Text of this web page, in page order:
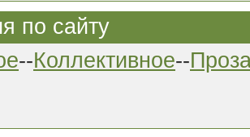
по сайту
--Коллективное--